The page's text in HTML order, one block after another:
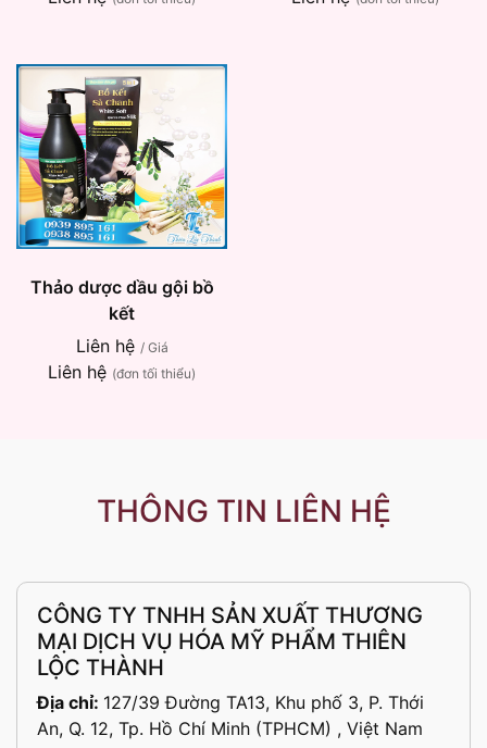
Thảo dược dầu gội bồ
kết
Liên hệ / Giá
Liên hệ (đơn tối thiểu)
THÔNG TIN LIÊN HỆ
CÔNG TY TNHH SẢN XUẤT THƯƠNG
MẠI DỊCH VỤ HÓA MỸ PHẨM THIÊN
LỘC THÀNH
Địa chỉ: 127/39 Đường TA13, Khu phố 3, P. Thới
An, Q. 12, Tp. Hồ Chí Minh (TPHCM) , Việt Nam